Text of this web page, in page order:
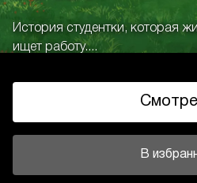
История студентки, которая
ищет работу....
В